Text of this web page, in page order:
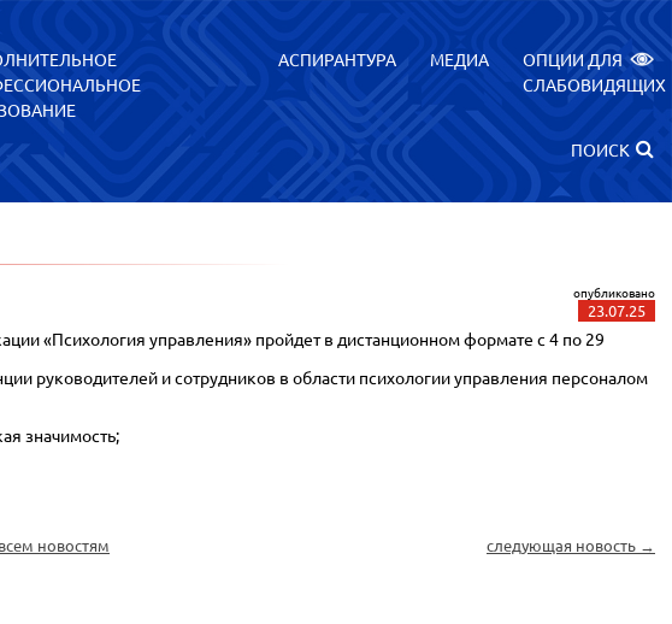
АСПИРАНТУРА МЕДИА
ОПЦИИ ДЛЯ
СЛАБОВИДЯЩИХ
ПОИСК
опубликовано
23.07.25
«Психология управления» пройдет в дистанционном формате с 4 по 29
руководителей и сотрудников в области психологии управления персоналом
значимость;
новостям следующая новость →